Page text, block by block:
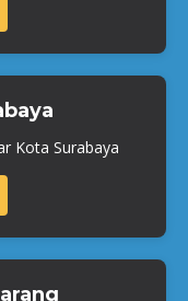
Kota Surabaya